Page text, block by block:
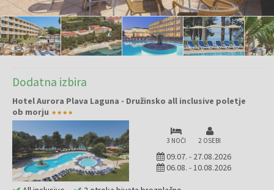
Dodatna izbira
Hotel Aurora Plava Laguna - Družinsko all inclusive poletje
ob morju
3 NOČI 2 OSEBI
09.07. - 27.08.2026
06.08. -10.08.2026